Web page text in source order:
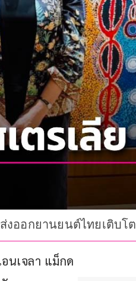
ออกยานยนต์ไทยเติบโต
นเจลา แม็กด